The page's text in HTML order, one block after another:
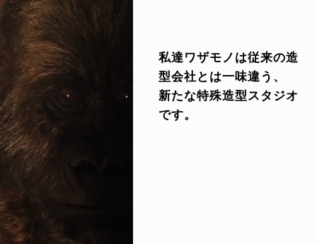
私達ワザモノは従来の造
型会社とは一味違う、
新たな特殊造型スタジオ
です。